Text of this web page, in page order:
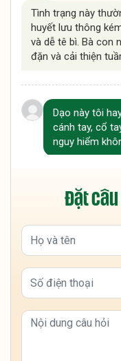
Tình trạng này
huyết lưu thông
và dễ tê bì. Bà con
đặn và cải thiện
Dạo này tôi
cánh tay, cổ
nguy hiểm
con nên kết hợp
để hỗ trợ cải thiện.
nặng, nên đi thăm
xác nguyên nhân.
Dạo gần đây
đêm, có lúc tê
phải do thiếu
Đặt câu